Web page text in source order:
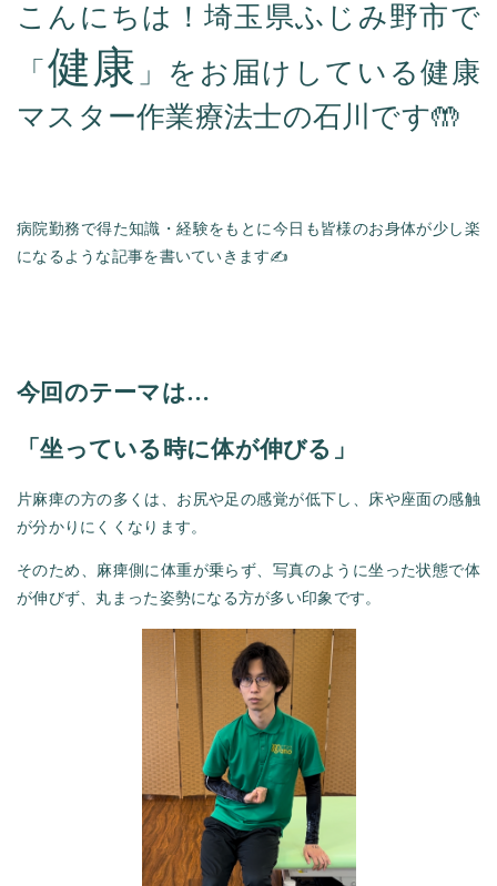
こんにちは！埼玉県ふじみ野市で
「 健康 」をお届けしている健康
マスター作業療法士の石川です🤲
病院勤務で得た知識・経験をもとに今日も皆様のお身体が少し楽
になるような記事を書いていきます✍️
今回のテーマは…
「坐っている時に体が伸びる」
片麻痺の方の多くは、お尻や足の感覚が低下し、床や座面の感触
が分かりにくくなります。
そのため、麻痺側に体重が乗らず、写真のように坐った状態で体
が伸びず、丸まった姿勢になる方が多い印象です。